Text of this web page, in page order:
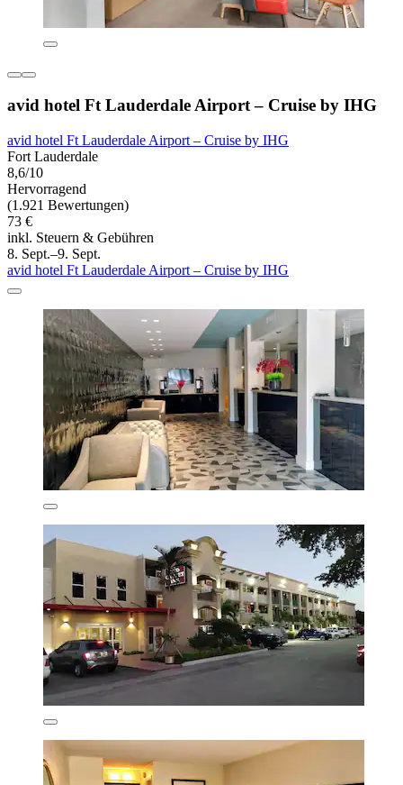
avid hotel Ft Lauderdale Airport – Cruise by IHG
avid hotel Ft Lauderdale Airport – Cruise by IHG
Fort Lauderdale
8,6/10
Hervorragend
(1.921 Bewertungen)
73 €
inkl. Steuern & Gebühren
8. Sept.–9. Sept.
avid hotel Ft Lauderdale Airport – Cruise by IHG